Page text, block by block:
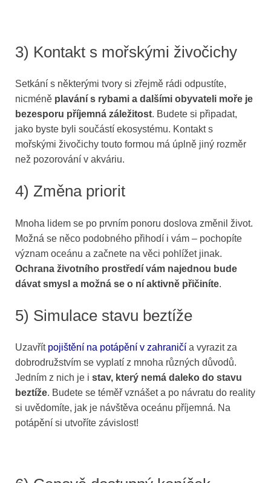
3) Kontakt s mořskými živočichy
Setkání s některými tvory si zřejmě rádi odpustíte,
nicméně plavání s rybami a dalšími obyvateli moře je
bezesporu příjemná záležitost. Budete si připadat,
jako byste byli součástí ekosystému. Kontakt s
mořskými živočichy touto formou má úplně jiný rozměr
než pozorování v akváriu.
4) Změna priorit
Mnoha lidem se po prvním ponoru doslova změnil život.
Možná se něco podobného přihodí i vám – pochopíte
význam oceánu a začnete na věci pohlížet jinak.
Ochrana životního prostředí vám najednou bude
dávat smysl a možná se o ní aktivně přičiníte.
5) Simulace stavu beztíže
Uzavřít pojištění na potápění v zahraničí a vyrazit za
dobrodružstvím se vyplatí z mnoha různých důvodů.
Jedním z nich je i stav, který nemá daleko do stavu
beztíže. Budete se téměř vznášet a po návratu do reality
si uvědomíte, jak je návštěva oceánu příjemná. Na
potápění si utvoříte závislost!